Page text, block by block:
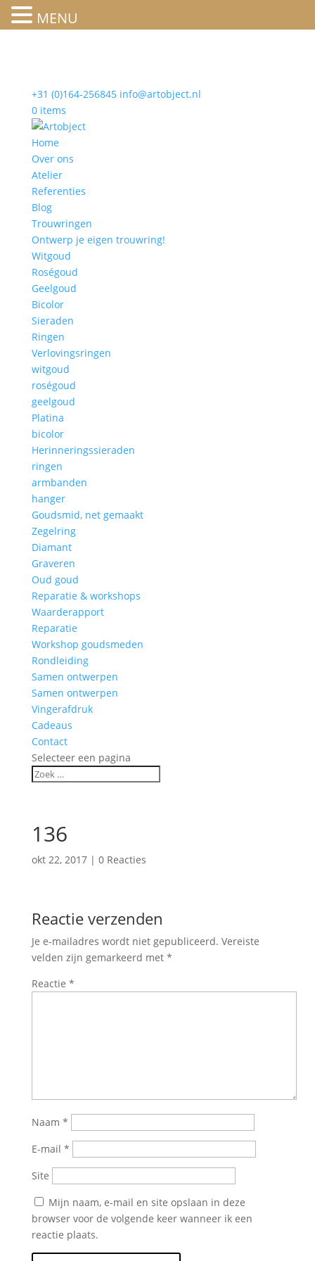
+31 (0)164-256845 info@artobject.nl
0 items
Home
Over ons
Atelier
Referenties
Blog
Trouwringen
Ontwerp je eigen trouwring!
Witgoud
Roségoud
Geelgoud
Bicolor
Sieraden
Ringen
Verlovingsringen
witgoud
roségoud
geelgoud
Platina
bicolor
Herinneringssieraden
ringen
armbanden
hanger
Goudsmid, net gemaakt
Zegelring
Diamant
Graveren
Oud goud
Reparatie & workshops
Waarderapport
Reparatie
Workshop goudsmeden
Rondleiding
Samen ontwerpen
Samen ontwerpen
Vingerafdruk
Cadeaus
Contact
Selecteer een pagina
136
okt 22, 2017| 0 Reacties
Reactie verzenden
Je e-mailadres wordt niet gepubliceerd. Vereiste
velden zijn gemarkeerd met *
Reactie *
Naam *
E-mail *
Site
Mijn naam, e-mail en site opslaan in deze
browser voor de volgende keer wanneer ik een
reactie plaats.
MENU